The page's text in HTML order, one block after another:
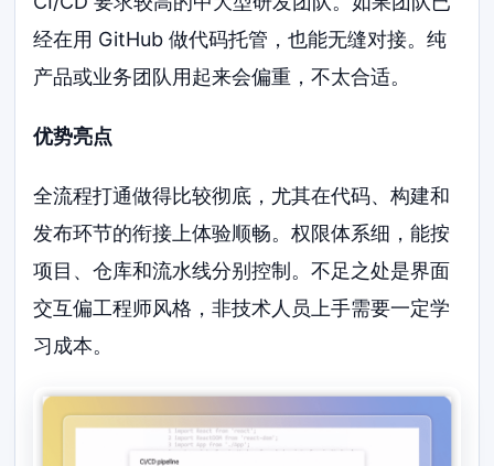
经在用 GitHub 做代码托管，也能无缝对接。纯
产品或业务团队用起来会偏重，不太合适。
优势亮点
全流程打通做得比较彻底，尤其在代码、构建和
发布环节的衔接上体验顺畅。权限体系细，能按
项目、仓库和流水线分别控制。不足之处是界面
交互偏工程师风格，非技术人员上手需要一定学
习成本。